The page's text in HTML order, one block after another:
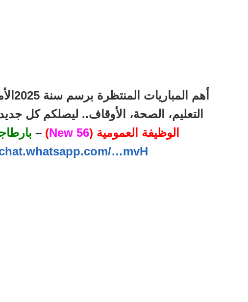
أهم
التعليم، الصحة، الأوقاف.. ليصلكم كل
الوظيفة العمومية (56 New
)
–
…mvH